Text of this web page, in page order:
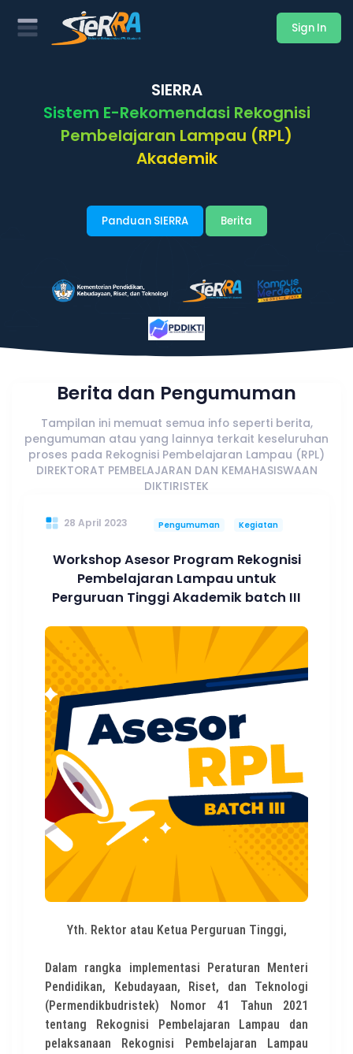
Sign In
SIERRA
Sistem E-Rekomendasi Rekognisi
Pembelajaran Lampau (RPL)
Akademik
Panduan SIERRA Berita
Berita dan Pengumuman
Tampilan ini memuat semua info seperti berita,
pengumuman atau yang lainnya terkait keseluruhan
proses pada Rekognisi Pembelajaran Lampau (RPL)
DIREKTORAT PEMBELAJARAN DAN KEMAHASISWAAN
DIKTIRISTEK
28 April 2023 Pengumuman Kegiatan
Workshop Asesor Program Rekognisi
Pembelajaran Lampau untuk
Perguruan Tinggi Akademik batch III
Yth. Rektor atau Ketua Perguruan Tinggi,
Dalam rangka implementasi Peraturan Menteri
Pendidikan, Kebudayaan, Riset, dan Teknologi
(Permendikbudristek) Nomor 41 Tahun 2021
tentang Rekognisi Pembelajaran Lampau dan
pelaksanaan Rekognisi Pembelajaran Lampau